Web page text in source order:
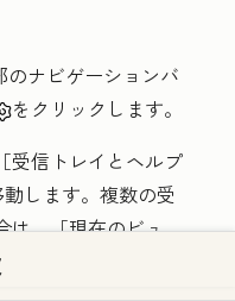
ナビゲーションバ
をクリックします。
受信トレイとヘルプ
動します。複数の受
は、［現在のビュ
Facebook
受信トレイを選択し